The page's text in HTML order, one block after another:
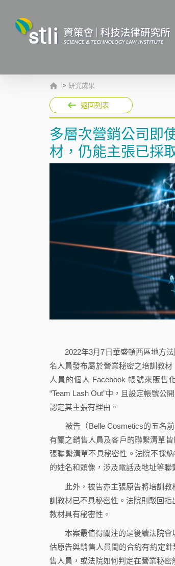
> 研究成果
返回列表
多層次營銷公司即
材，仍能主張已採
2022年3月7日華盛頓西區地方法
名人員發布屬於營業秘密之培訓教
人員的個人 Facebook 帳號來販售
“Team Lash Out”中，且設定帳號公
認定其主張有理由。
被告（Belle Cosmetics的五名前
有關之銷售人員及客戶的聯繫清單
張聯繫清單不具秘密性。法院不採
的姓名和頭像，涉及電話及地址等
此外，被告亦主張原告將培訓教
訓教材已不具秘密性。法院則駁回
教材具有秘密性。
本案最值得關注的是後續法院會
估原告與銷售人員間的合約有約定
售人員，或法院如何判定在營業秘